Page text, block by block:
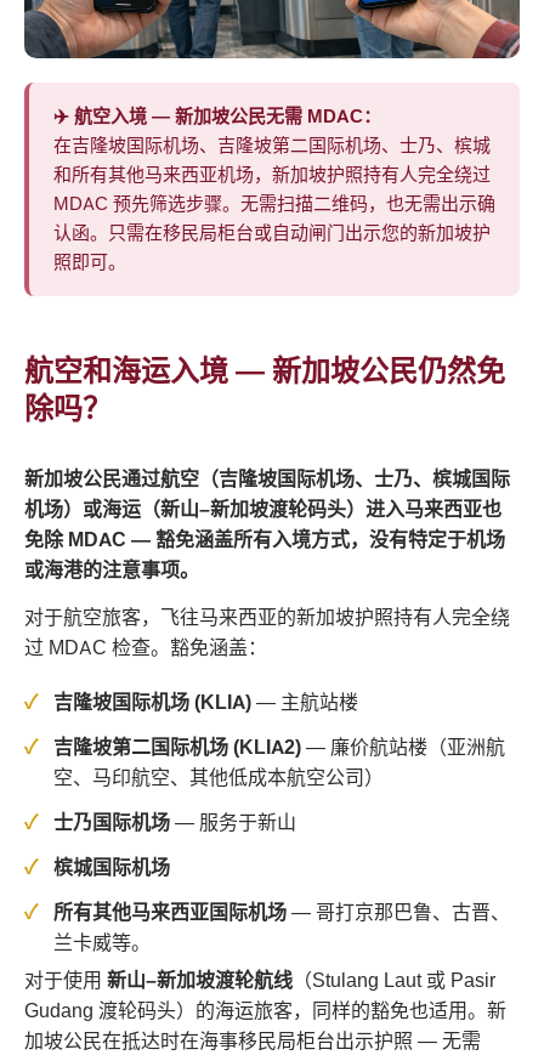
✈️ 航空入境 — 新加坡公民无需 MDAC：
在吉隆坡国际机场、吉隆坡第二国际机场、士乃、槟城
和所有其他马来西亚机场，新加坡护照持有人完全绕过
MDAC 预先筛选步骤。无需扫描二维码，也无需出示确
认函。只需在移民局柜台或自动闸门出示您的新加坡护
照即可。
航空和海运入境 — 新加坡公民仍然免
除吗？
新加坡公民通过航空（吉隆坡国际机场、士乃、槟城国际
机场）或海运（新山–新加坡渡轮码头）进入马来西亚也
免除 MDAC — 豁免涵盖所有入境方式，没有特定于机场
或海港的注意事项。
对于航空旅客，飞往马来西亚的新加坡护照持有人完全绕
过 MDAC 检查。豁免涵盖：
吉隆坡国际机场 (KLIA)— 主航站楼
吉隆坡第二国际机场 (KLIA2)— 廉价航站楼（亚洲航
空、马印航空、其他低成本航空公司）
士乃国际机场— 服务于新山
槟城国际机场
所有其他马来西亚国际机场— 哥打京那巴鲁、古晋、
兰卡威等。
对于使用 新山–新加坡渡轮航线 （Stulang Laut 或 Pasir
Gudang 渡轮码头）的海运旅客，同样的豁免也适用。新
加坡公民在抵达时在海事移民局柜台出示护照 — 无需